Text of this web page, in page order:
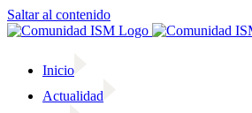
Saltar al contenido
Inicio
Actualidad